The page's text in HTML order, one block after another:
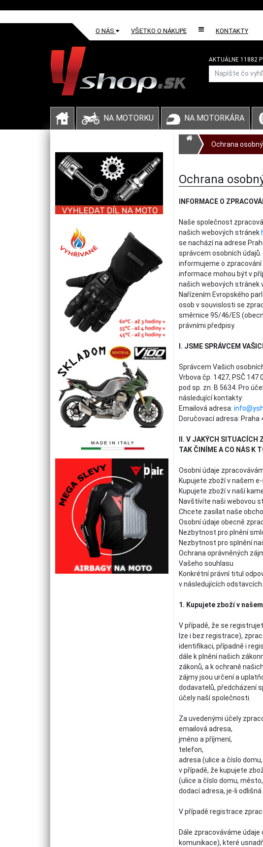
O NÁS VŠETKO O NÁKUPE KONTAKTY
AKTUÁLNE 11882
NA MOTORKU NA MOTORKÁRA
Ochrana
Ochrana
INFORMACE O
Naše společnost
našich webových stránek
se nachází na adrese
správcem osobních
informujeme o
informace mohou být v
našich webových stránek
Nařízením Evropského
osob v souvislosti se
směrnice 95/46/ES
právními předpisy.
I. JSME SPRÁVCEM
Správcem Vašich
Vrbova čp. 1427, PSČ
pod sp. zn. B 5634. Pro
následující kontakty:
Emailová adresa:
Doručovací adresa: Praha
II. V JAKÝCH SITUACÍCH
TAK ČINÍME A CO NÁS K
Osobní údaje
Kupujete zboží v našem
Kupujete zboží v naší
Navštívíte naši webovou
Chcete zasílat naše
Osobní údaje obecně
Nezbytnost pro plnění
Nezbytnost pro splnění
Ochrana oprávněných
Vašeho souhlasu
Konkrétní právní titul
v následujících odstavcích.
1. Kupujete zboží v
V případě, že se
lze i bez registrace),
identifikaci, případně i
dále k plnění našich
zákonů, a k ochraně
zájmy jsou určení a
dodavatelů, předcházení
účely naší společnosti.
Za uvedenými účely
emailová adresa,
jméno a příjmení,
telefon,
adresa (ulice a číslo
v případě, že kupujete
(ulice a číslo domu,
dodací adresa, je-li
V případě registrace
Dále zpracováváme
komunikace), které